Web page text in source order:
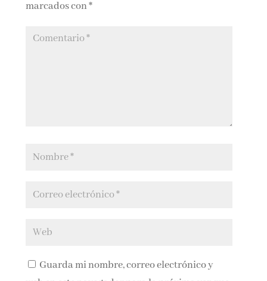
marcados con*
Guarda mi nombre, correo electrónico y